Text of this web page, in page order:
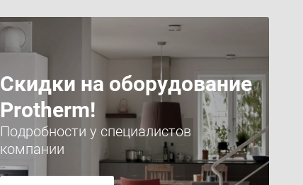
Скидки на оборудование
Protherm!
Подробности у специалистов
компании